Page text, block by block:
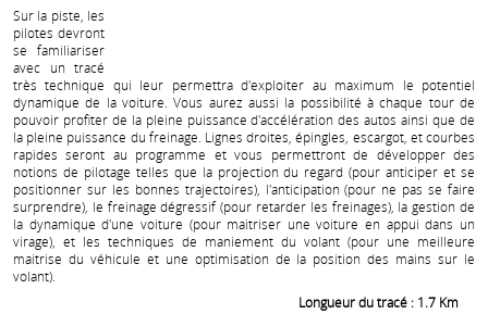
Sur la piste, les
pilotes devront
se familiariser
avec un tracé
très technique qui leur permettra d'exploiter au maximum le potentiel
dynamique de la voiture. Vous aurez aussi la possibilité à chaque tour de
pouvoir profiter de la pleine puissance d'accélération des autos ainsi que de
la pleine puissance du freinage. Lignes droites, épingles, escargot, et courbes
rapides seront au programme et vous permettront de développer des
notions de pilotage telles que la projection du regard (pour anticiper et se
positionner sur les bonnes trajectoires), l'anticipation (pour ne pas se faire
surprendre), le freinage dégressif (pour retarder les freinages), la gestion de
la dynamique d'une voiture (pour maitriser une voiture en appui dans un
virage), et les techniques de maniement du volant (pour une meilleure
maitrise du véhicule et une optimisation de la position des mains sur le
volant).
Longueur du tracé : 1.7 Km